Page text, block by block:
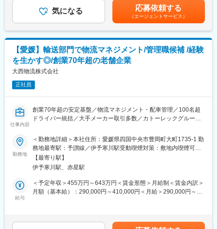
■同社の特長：
創業70年を迎える同社は、四国エリアを中心とした大手企業の物
流を担う重要な役割を担っています。自社保有のトラックでの輸
送業務以外にも、自社倉庫でお客様毎・製品毎であらゆるニーズ
をくみ取り、最適な管理体制を実施しております。また物流業界
の2024年問題についても、コンプライアンスを遵守した経営を徹
底しており、長期就業いただくことが可能です。
変更の範囲：会社の定める業務
■配送範囲：
：主に四国中央市内・東予地区・西讃地区の集配
（3）四国共配業務
：愛媛、香川、高知、徳島
■役職ごとの業務範囲
当ポジションはメンバークラスの募集となります。
ただ、今後昇給昇進し主任や管理職になった際には、収支管理や
現場の安全管理、労務管理等マネジメント業務もお任せいたしま
す。
配属予定の部署では約150名が勤務しております。
・管理職：9名
・主任／係長：6名
・一般社員：153名
計174名
※一般社員の中には、当ポジションの方数名以外、ドライバーで構
給(月額)は固定手当を含めた表記です。
気になる 応募依頼する
（エージェントサービス）
【愛媛】輸送部門で物流マネジメント/管理職候補 /経験
を生かす◎/創業70年超の老舗企業
大西物流株式会社
正社員
仕事内容
創業70年超の安定基盤／物流マネジメント・配車管理／100名超
ドライバー統括／大手メーカー取引多数／カトーレックグループ
■業務内容：
配送依頼が入った際の配車手配等管理をお任せいただきます。
取引先は現時点で160社ほど存在し、弊社輸送部門には100名を超
えるドライバーが在籍しております。
取引先から依頼が入った際に、当部署ではドライバーの特性や勤
務時間等を考慮して最適なドライバーをアサイン・差配する業務
勤務地
＜勤務地詳細＞本社住所：愛媛県四国中央市豊岡町大町1735-1 勤
務地最寄駅：予讃線／伊予寒川駅受動喫煙対策：敷地内喫煙可能
場所あり変更の範囲：会社の定める事業所
【最寄り駅】
伊予寒川駅、赤星駅
給与
＜予定年収＞455万円～643万円＜賃金形態＞月給制＜賃金内訳＞
月額（基本給）：290,000円～410,000円＜月給＞290,000円～
給(月額)は固定手当を含めた表記です。